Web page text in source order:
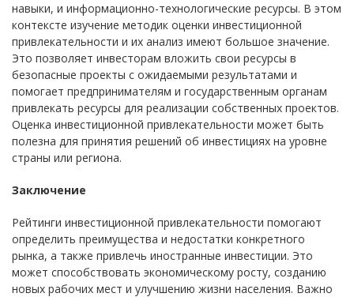
навыки, и информационно-технологические ресурсы. В этом
контексте изучение методик оценки инвестиционной
привлекательности и их анализ имеют большое значение.
Это позволяет инвесторам вложить свои ресурсы в
безопасные проекты с ожидаемыми результатами и
помогает предпринимателям и государственным органам
привлекать ресурсы для реализации собственных проектов.
Оценка инвестиционной привлекательности может быть
полезна для принятия решений об инвестициях на уровне
страны или региона.
Заключение
Рейтинги инвестиционной привлекательности помогают
определить преимущества и недостатки конкретного
рынка, а также привлечь иностранные инвестиции. Это
может способствовать экономическому росту, созданию
новых рабочих мест и улучшению жизни населения. Важно